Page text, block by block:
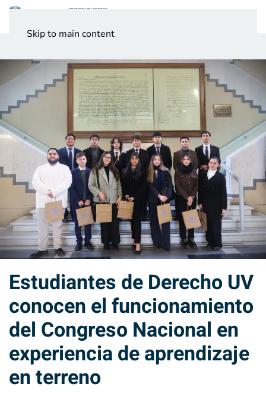
Skip to main content
Estudiantes de Derecho UV
conocen el funcionamiento
del Congreso Nacional en
experiencia de aprendizaje
en terreno